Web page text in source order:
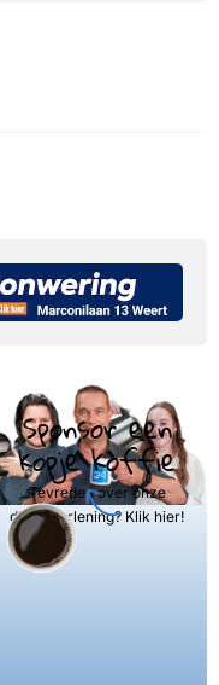
Sponsor een
kopje koffie
Tevreden over onze
dienstverlening? Klik hier!